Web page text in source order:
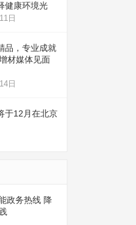
健康环境光
日
品，专业成就
材媒体见面
日
于12月在北京
政务热线 降